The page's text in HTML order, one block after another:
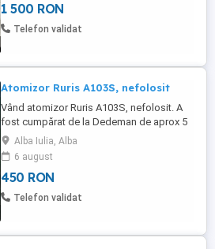
1 500 RON
Telefon validat
Atomizor Ruris A103S, nefolosit
Vând atomizor Ruris A103S, nefolosit. A
fost cumpărat de la Dedeman de aprox 5
ani, l-am probat, dar nu l-am folosit. Se
poate vedea proba in Vintu de Jos. Relatii
la tel.
Alba Iulia, Alba
6 august
450 RON
Telefon validat